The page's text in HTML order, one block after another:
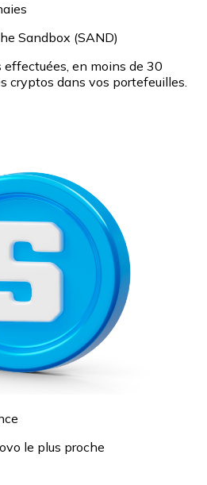
Sandbox (SAND)
en moins de 30
cryptos dans vos portefeuilles.
le plus proche